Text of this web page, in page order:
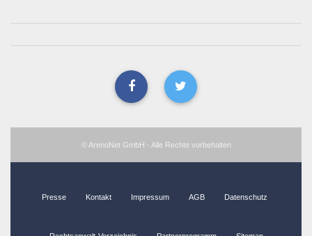
© ArenoNet GmbH - Alle Rechte vorbehalten
Presse Kontakt Impressum AGB Datenschutz